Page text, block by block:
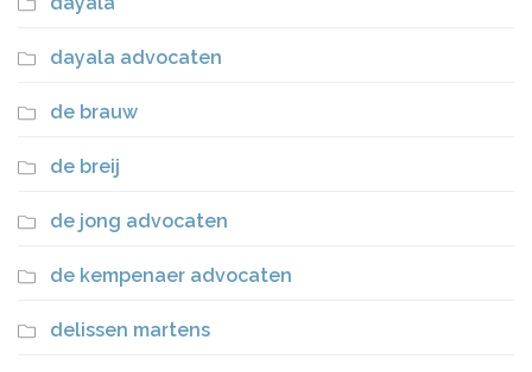
dayala advocaten
de brauw
de breij
de jong advocaten
de kempenaer advocaten
delissen martens